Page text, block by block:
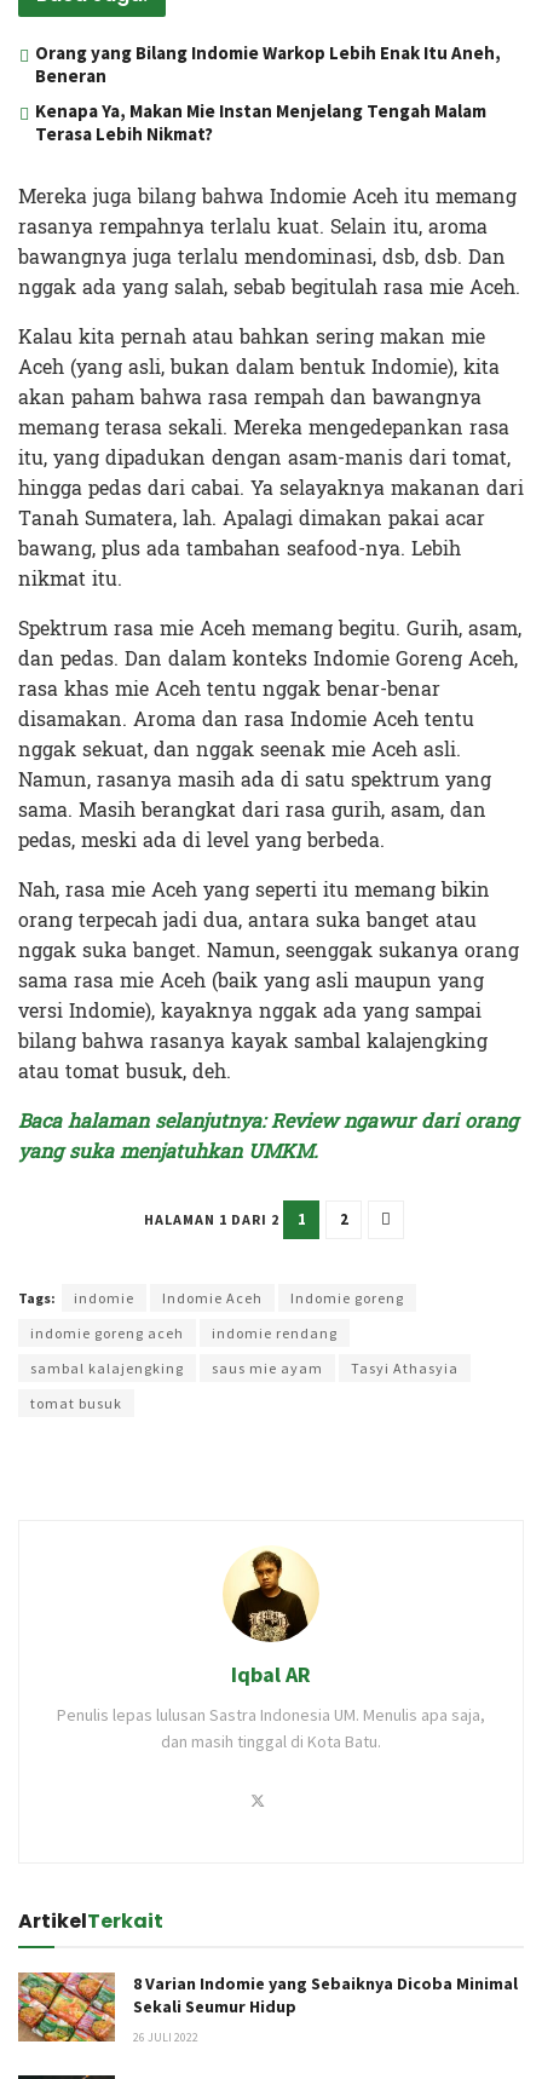
Orang yang Bilang Indomie Warkop Lebih Enak Itu Aneh,
Beneran
Kenapa Ya, Makan Mie Instan Menjelang Tengah Malam
Terasa Lebih Nikmat?
Mereka juga bilang bahwa Indomie Aceh itu memang
rasanya rempahnya terlalu kuat. Selain itu, aroma
bawangnya juga terlalu mendominasi, dsb, dsb. Dan
nggak ada yang salah, sebab begitulah rasa mie Aceh.
Kalau kita pernah atau bahkan sering makan mie
Aceh (yang asli, bukan dalam bentuk Indomie), kita
akan paham bahwa rasa rempah dan bawangnya
memang terasa sekali. Mereka mengedepankan rasa
itu, yang dipadukan dengan asam-manis dari tomat,
hingga pedas dari cabai. Ya selayaknya makanan dari
Tanah Sumatera, lah. Apalagi dimakan pakai acar
bawang, plus ada tambahan seafood-nya. Lebih
nikmat itu.
Spektrum rasa mie Aceh memang begitu. Gurih, asam,
dan pedas. Dan dalam konteks Indomie Goreng Aceh,
rasa khas mie Aceh tentu nggak benar-benar
disamakan. Aroma dan rasa Indomie Aceh tentu
nggak sekuat, dan nggak seenak mie Aceh asli.
Namun, rasanya masih ada di satu spektrum yang
sama. Masih berangkat dari rasa gurih, asam, dan
pedas, meski ada di level yang berbeda.
Nah, rasa mie Aceh yang seperti itu memang bikin
orang terpecah jadi dua, antara suka banget atau
nggak suka banget. Namun, seenggak sukanya orang
sama rasa mie Aceh (baik yang asli maupun yang
versi Indomie), kayaknya nggak ada yang sampai
bilang bahwa rasanya kayak sambal kalajengking
atau tomat busuk, deh.
Baca halaman selanjutnya: Review ngawur dari orang
yang suka menjatuhkan UMKM.
HALAMAN 1 DARI 2 1 2
Tags: indomie Indomie Aceh
Indomie goreng
indomie goreng aceh
indomie rendang
sambal kalajengking
saus mie ayam
Tasyi Athasyia
tomat busuk
Iqbal AR
Penulis lepas lulusan Sastra Indonesia UM. Menulis apa saja,
dan masih tinggal di Kota Batu.
ArtikelTerkait
8 Varian Indomie yang Sebaiknya Dicoba Minimal
Sekali Seumur Hidup
26 JULI 2022